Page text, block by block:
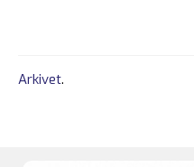
Arkivet.